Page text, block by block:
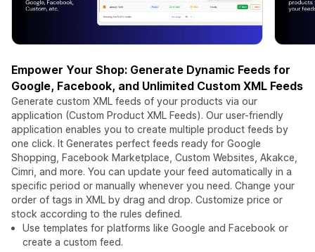
Empower Your Shop: Generate Dynamic Feeds for
Google, Facebook, and Unlimited Custom XML Feeds
Generate custom XML feeds of your products via our
application (Custom Product XML Feeds). Our user-friendly
application enables you to create multiple product feeds by
one click. It Generates perfect feeds ready for Google
Shopping, Facebook Marketplace, Custom Websites, Akakce,
Cimri, and more. You can update your feed automatically in a
specific period or manually whenever you need. Change your
order of tags in XML by drag and drop. Customize price or
stock according to the rules defined.
Use templates for platforms like Google and Facebook or
create a custom feed.